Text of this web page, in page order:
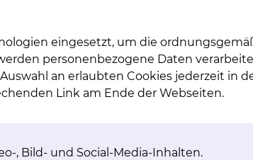
Physikalische Therapie und Balneologie
eingesetzt, um die
personenbezogene Daten
an erlaubten Cookies jederzeit in
Link am Ende der Webseiten.
, Bild- und Social-Media-Inhalten.